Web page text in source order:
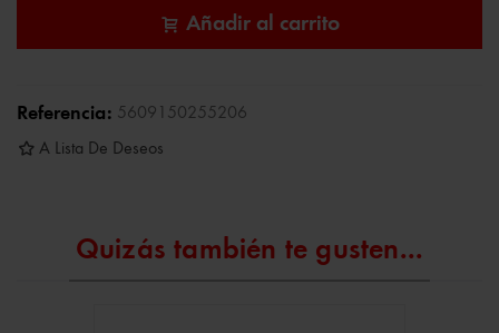
Añadir al carrito
Referencia: 5609150255206
A Lista De Deseos
Quizás también te gusten...